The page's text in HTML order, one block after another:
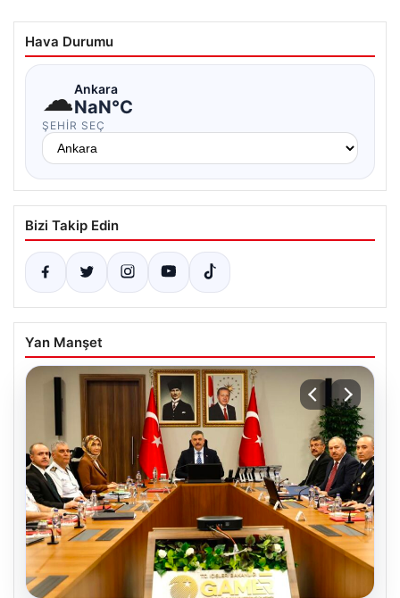
Hava Durumu
☁Ankara
NaN°C
ŞEHIR SEÇ
Bizi Takip Edin
Yan Manşet